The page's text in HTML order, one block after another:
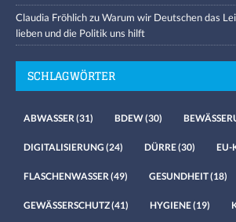
Claudia FröhlichzuWarum wir Deutschen das
lieben und die Politik uns hilft
SCHLAGWÖRTER
ABWASSER (31) BDEW(30)
DIGITALISIERUNG (24) DÜRRE(30) EU-
FLASCHENWASSER (49) GESUNDHEIT(18)
GEWÄSSERSCHUTZ(41) HYGIENE(19)